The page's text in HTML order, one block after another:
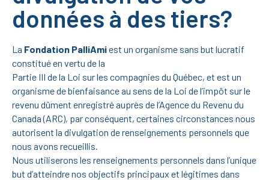
données à des tiers?
La Fondation PalliAmiest un organisme sans but lucratif
constitué en vertu de la
Partie III de la Loi sur les compagnies du Québec, et est un
organisme de bienfaisance au sens de la Loi de l’impôt sur le
revenu dûment enregistré auprès de l’Agence du Revenu du
Canada (ARC), par conséquent, certaines circonstances nous
autorisent la divulgation de renseignements personnels que
nous avons recueillis.
Nous utiliserons les renseignements personnels dans l’unique
but d’atteindre nos objectifs principaux et légitimes dans